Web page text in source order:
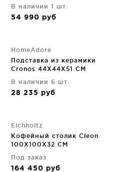
В наличии 1 шт.
54 990 руб
HomeAdore
Подставка из керамики
Cronos 44X44X51 CM
В наличии 6 шт.
28 235 руб
Eichholtz
Кофейный столик Cleon
100X100X32 CM
Под заказ
164 450 руб